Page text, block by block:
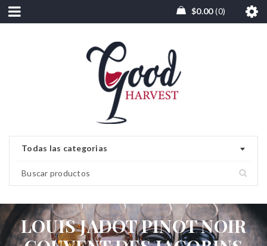
$0.00 0
Todas las categorias
LOUIS JADOT PINOT NOIR